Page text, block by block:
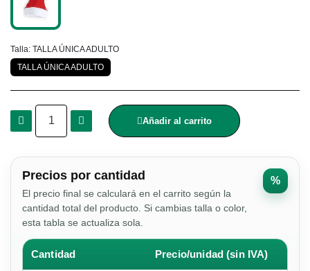
Talla TALLA ÚNICA ADULTO
TALLA ÚNICA ADULTO
Añadir al carrito
Precios por cantidad
El precio final se calculará en el carrito según la
cantidad total del producto. Si cambias talla o color,
esta tabla se actualiza sola.
%
Cantidad Precio/unidad (sin IVA)